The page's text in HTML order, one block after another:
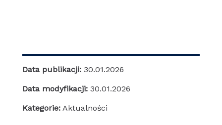
Data publikacji: 30.01.2026
Data modyfikacji: 30.01.2026
Kategorie: Aktualności